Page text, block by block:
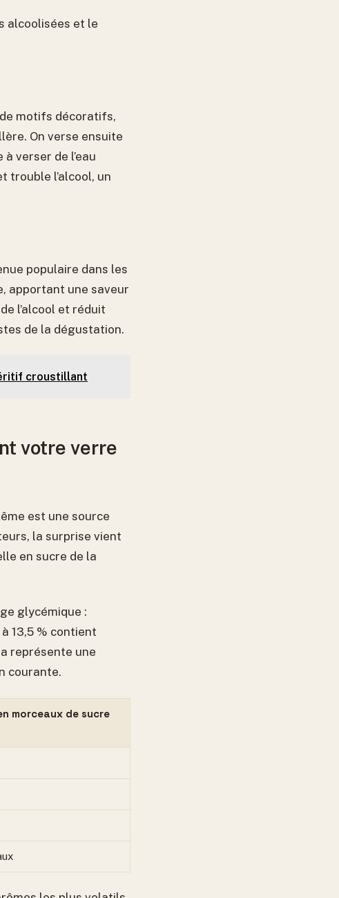
alcoolisées et le
motifs décoratifs,
On verse ensuite
verser de l’eau
trouble l’alcool, un
populaire dans les
apportant une saveur
l’alcool et réduit
de la dégustation.
croustillant
votre verre
est une source
la surprise vient
en sucre de la
glycémique :
13,5 % contient
représente une
courante.
morceaux de sucre